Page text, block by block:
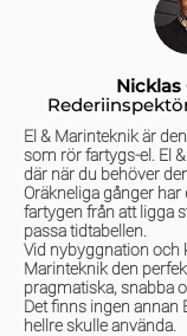
Nicklas
El & Marinteknik är
som rör fartygs-el. El
där när du behöver
Oräkneliga gånger
fartygen från att ligga
passa tidtabellen.
Vid nybyggnation och
Marinteknik den
pragmatiska, snabba
Det finns ingen annan
hellre skulle använda.